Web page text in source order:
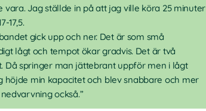
Jag ställde in på att jag ville köra 25 minuter
17,5.
gick upp och ner. Det är som små
lågt och tempot ökar gradvis. Det är två
Då springer man jättebrant uppför men i lågt
min kapacitet och blev snabbare och mer
också.”